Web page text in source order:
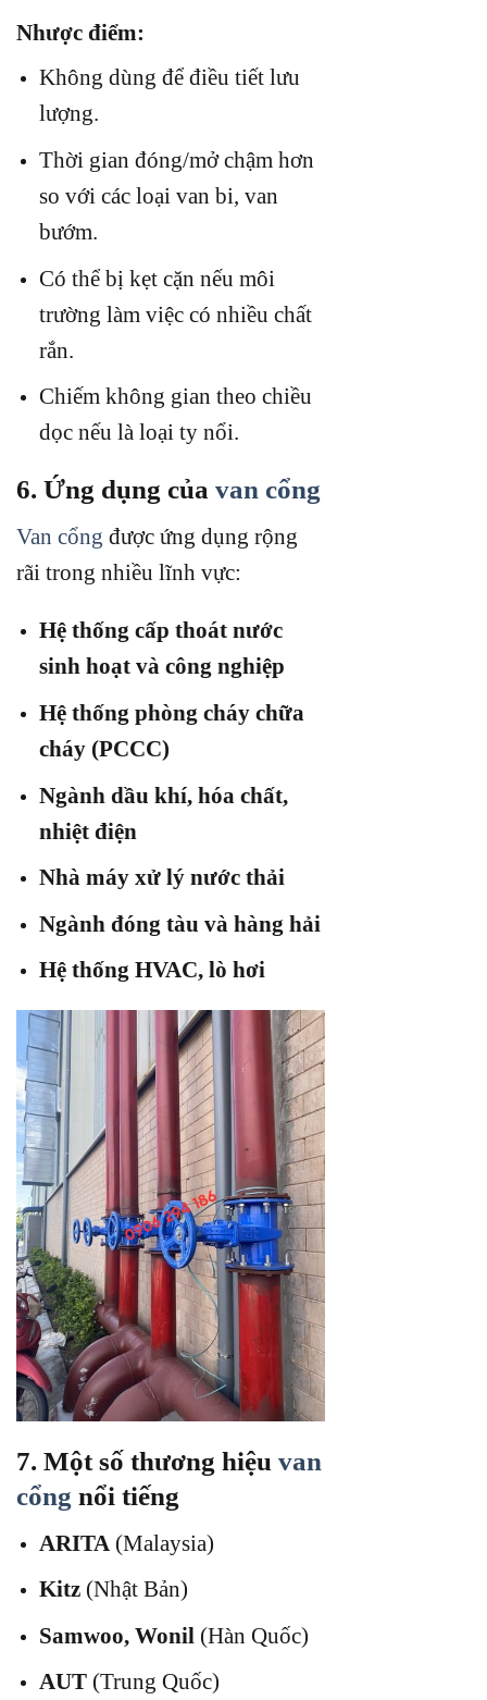
Nhược điểm:
Không dùng để điều tiết lưu
lượng.
Thời gian đóng/mở chậm hơn
so với các loại van bi, van
bướm.
Có thể bị kẹt cặn nếu môi
trường làm việc có nhiều chất
rắn.
Chiếm không gian theo chiều
dọc nếu là loại ty nổi.
6. Ứng dụng của van cổng
Van cổng được ứng dụng rộng
rãi trong nhiều lĩnh vực:
Hệ thống cấp thoát nước
sinh hoạt và công nghiệp
Hệ thống phòng cháy chữa
cháy (PCCC)
Ngành dầu khí, hóa chất,
nhiệt điện
Nhà máy xử lý nước thải
Ngành đóng tàu và hàng hải
Hệ thống HVAC, lò hơi
7. Một số thương hiệu van
cổng nổi tiếng
ARITA (Malaysia)
Kitz(Nhật Bản)
Samwoo, Wonil (Hàn Quốc)
AUT(Trung Quốc)